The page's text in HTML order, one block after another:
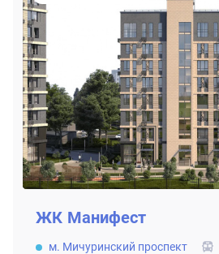
ЖК Манифест
м. Мичуринский проспект